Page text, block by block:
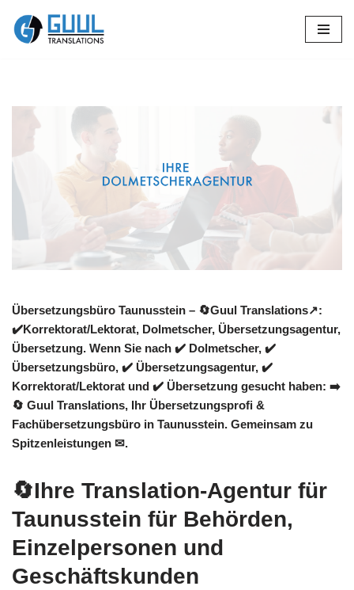
Zum
Übersetzungsbüro Taunusstein – 🔄Guul Translations↗️:
✔️Korrektorat/Lektorat, Dolmetscher, Übersetzungsagentur,
Übersetzung. Wenn Sie nach ✔️ Dolmetscher, ✔️
Übersetzungsbüro, ✔️ Übersetzungsagentur, ✔️
Korrektorat/Lektorat und ✔️ Übersetzung gesucht haben: ➡️
🔄 Guul Translations, Ihr Übersetzungsprofi &
Fachübersetzungsbüro in Taunusstein. Gemeinsam zu
Spitzenleistungen ✉.
🔄Ihre Translation-Agentur für
Taunusstein für Behörden,
Einzelpersonen und
Geschäftskunden